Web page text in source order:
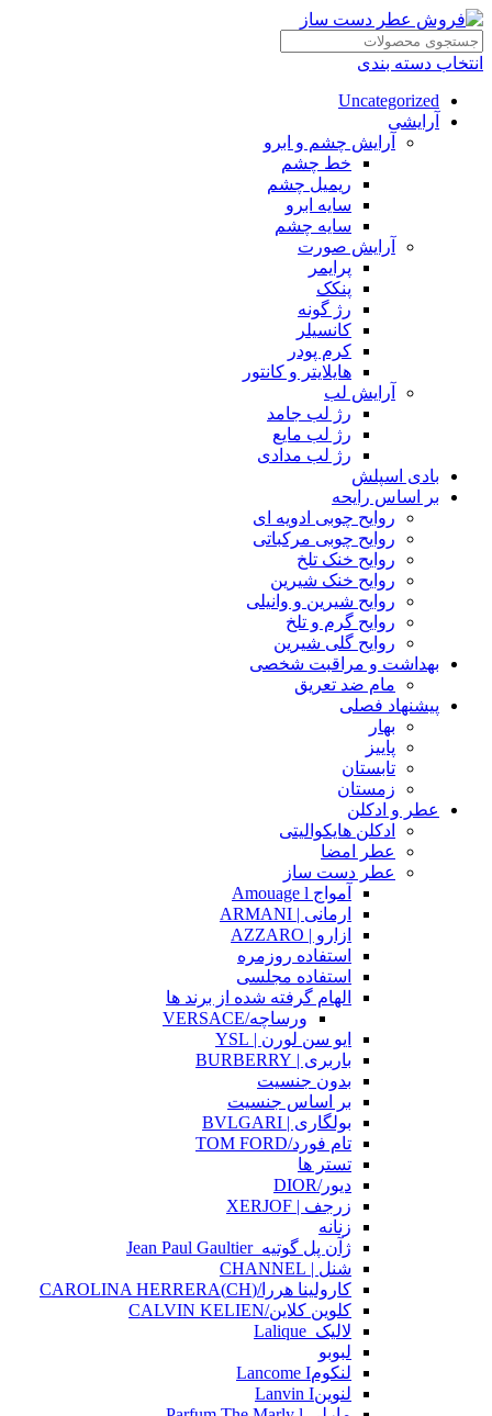
انتخاب دسته بندی
Uncategorized
آرایشی
آرایش چشم و ابرو
خط چشم
ریمیل چشم
سایه ابرو
سایه چشم
آرایش صورت
پرایمر
پنکک
رژ گونه
کانسیلر
کرم پودر
هایلایتر و کانتور
آرایش لب
رژ لب جامد
رژ لب مایع
رژ لب مدادی
بادی اسپلش
بر اساس رایحه
روایح چوبی ادویه ای
روایح چوبی مرکباتی
روایح خنک تلخ
روایح خنک شیرین
روایح شیرین و وانیلی
روایح گرم و تلخ
روایح گلی شیرین
بهداشت و مراقبت شخصی
مام ضد تعریق
پیشنهاد فصلی
بهار
پاییز
تابستان
زمستان
عطر و ادکلن
ادکلن هایکوالیتی
عطر امضا
عطر دست ساز
آمواج Amouage l
ارمانی | ARMANI
ازارو | AZZARO
استفاده روزمره
استفاده مجلسی
الهام گرفته شده از برند ها
ورساچه/VERSACE
ایو سن لورن | YSL
باربری | BURBERRY
بدون جنسیت
بر اساس جنسیت
بولگاری | BVLGARI
تام فورد/TOM FORD
تستر ها
دیور/DIOR
زرجف | XERJOF
زنانه
ژآن پل گوتیه_Jean Paul Gaultier
شنل | CHANNEL
کارولینا هررا/(CH)CAROLINA HERRERA
کلوین کلاین/CALVIN KELIEN
لالیک_Lalique
لبوبو
لنکومLancome I
لنوینLanvin I